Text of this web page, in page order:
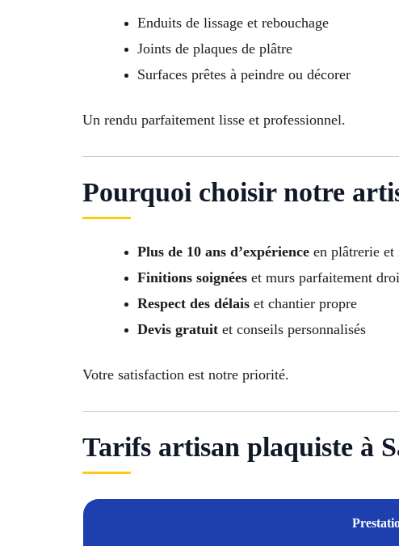
Enduits de lissage et rebouchage
Joints de plaques de plâtre
Surfaces prêtes à peindre ou décorer
Un rendu parfaitement lisse et professionnel.
Pourquoi choisir notre
Plus de 10 ans d’expérience en plâtrerie et
Finitions soignées et murs parfaitement
Respect des délais et chantier propre
Devis gratuit et conseils personnalisés
Votre satisfaction est notre priorité.
Tarifs artisan plaquiste à